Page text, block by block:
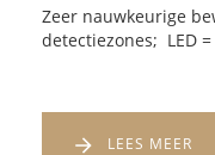
Zeer nauwkeurige
detectiezones; LED =
LEES MEER